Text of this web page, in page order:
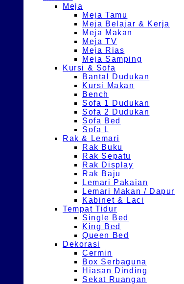
Meja
Meja Tamu
Meja Belajar & Kerja
Meja Makan
Meja TV
Meja Rias
Meja Samping
Kursi & Sofa
Bantal Dudukan
Kursi Makan
Bench
Sofa 1 Dudukan
Sofa 2 Dudukan
Sofa Bed
Sofa L
Rak & Lemari
Rak Buku
Rak Sepatu
Rak Display
Rak Baju
Lemari Pakaian
Lemari Makan / Dapur
Kabinet & Laci
Tempat Tidur
Single Bed
King Bed
Queen Bed
Dekorasi
Cermin
Box Serbaguna
Hiasan Dinding
Sekat Ruangan